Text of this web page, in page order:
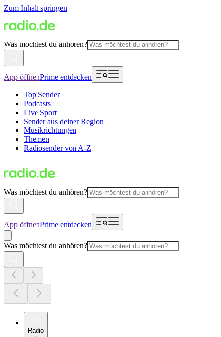
Zum Inhalt springen
Was möchtest du anhören?
App öffnenPrime entdecken
Top Sender
Podcasts
Live Sport
Sender aus deiner Region
Musikrichtungen
Themen
Radiosender von A-Z
Was möchtest du anhören?
App öffnenPrime entdecken
Was möchtest du anhören?
Radio